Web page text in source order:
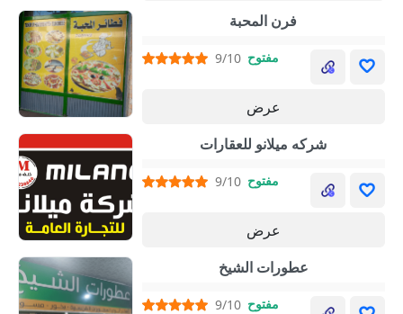
فرن المحبة
9/10 مفتوح
عرض
شركه ميلانو للعقارات
9/10 مفتوح
عرض
عطورات الشيخ
9/10 مفتوح